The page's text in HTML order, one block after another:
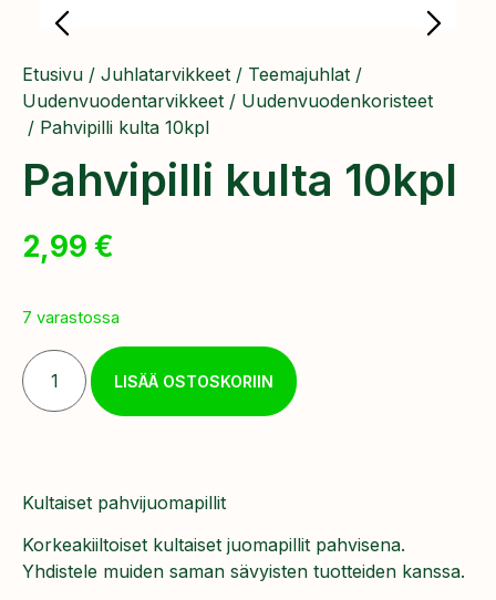
Etusivu / Juhlatarvikkeet / Teemajuhlat /
Uudenvuodentarvikkeet / Uudenvuodenkoristeet
/ Pahvipilli kulta 10kpl
Pahvipilli kulta 10kpl
2,99 €
7 varastossa
LISÄÄ OSTOSKORIIN
Kultaiset pahvijuomapillit
Korkeakiiltoiset kultaiset juomapillit pahvisena.
Yhdistele muiden saman sävyisten tuotteiden kanssa.